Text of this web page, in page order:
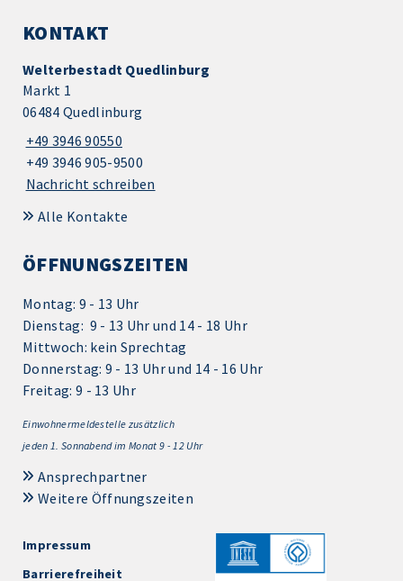
KONTAKT
Welterbestadt Quedlinburg
Markt 1
06484 Quedlinburg
+49 3946 90550
+49 3946 905-9500
Nachricht schreiben
Alle Kontakte
ÖFFNUNGSZEITEN
Montag: 9 - 13 Uhr
Dienstag: 9 - 13 Uhr und 14 - 18 Uhr
Mittwoch: kein Sprechtag
Donnerstag: 9 - 13 Uhr und 14 - 16 Uhr
Freitag: 9 - 13 Uhr
Einwohnermeldestelle zusätzlich
jeden 1. Sonnabend im Monat 9 - 12 Uhr
Ansprechpartner
Weitere Öffnungszeiten
Impressum
Barrierefreiheit